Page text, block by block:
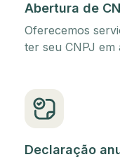
Abertura de
Oferecemos
ter seu CNPJ
Declaração